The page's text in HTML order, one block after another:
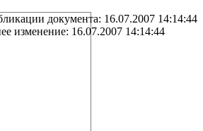
документа: 16.07.2007 14:14:44
изменение: 16.07.2007 14:14:44